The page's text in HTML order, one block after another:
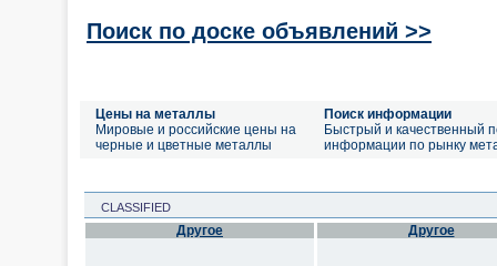
Поиск по доске объявлений >>
Цены на металлы
Мировые и российские цены на
черные и цветные металлы
Поиск информации
Быстрый и качественный
информации по рынку
CLASSIFIED
Другое Другое